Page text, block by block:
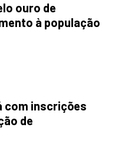
ouro de
à população
com inscrições
de